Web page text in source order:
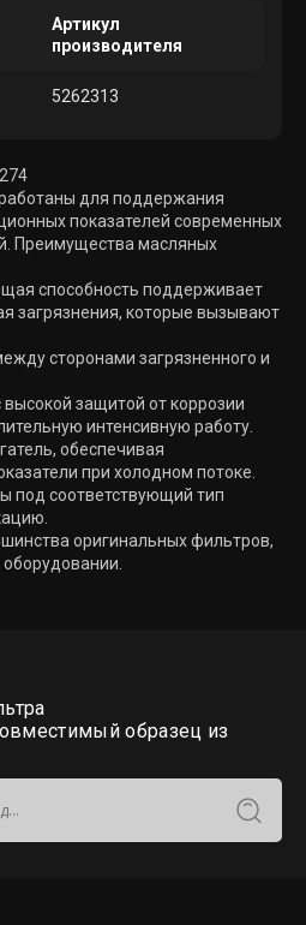
Артикул
производителя
5262313
для поддержания
показателей современных
Преимущества масляных
способность поддерживает
загрязнения, которые вызывают
сторонами загрязненного и
защитой от коррозии
интенсивную работу.
обеспечивая
при холодном потоке.
под соответствующий тип
оригинальных фильтров,
образец из